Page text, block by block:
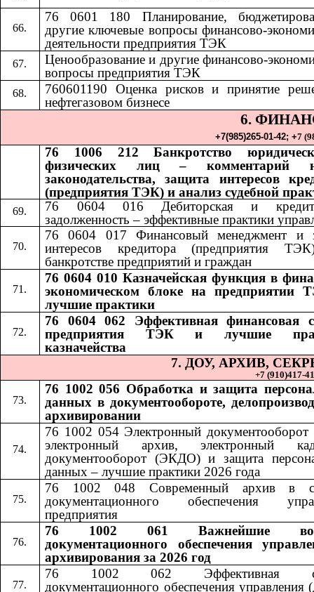
76 0601 180 Планирование,
другие ключевые вопросы финансово-
деятельности предприятия ТЭК
Ценообразование и другие финансово-
вопросы предприятия ТЭК
760601190 Оценка рисков и принятие
нефтегазовом бизнесе
6.
+7(985)265-01-42;​​ +7
76 1006 212 Банкротство
физических лиц – комментарий
законодательства, защита интересов
(предприятия ТЭК) и анализ судебной
76 0604 016 Дебиторская и
задолженность – эффективные практики
76 0604 017 Финансовый менеджмент и
интересов кредитора (предприятия
банкротстве предприятий и граждан
76 0604 010 Казначейская функция в
экономическом блоке на
лучшие практики
76 0604 062 Эффективная финансовая
предприятия ТЭК и лучшие
казначейства
7. ДОУ, АРХИВ,
+7 (910)417-
76 1002 056 Обработка и защита
данных в документообороте,
архивировании
76 1002 054 Электронный
электронный архив, электронный
документооборот (ЭКДО) и защита
данных – лучшие практики 2026 года
76 1002 048 Современный архив в
документационного обеспечения
предприятия
76 1002 061 Важнейшие
документационного обеспечения
архивирования за 2026 год
76 1002 062 Эффективная
документационного обеспечения